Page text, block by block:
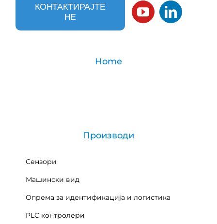
КОНТАКТИРАЈТЕ
НЕ
Home
Производи
Сензори
Машински вид
Опрема за идентификација и логистика
PLC контролери